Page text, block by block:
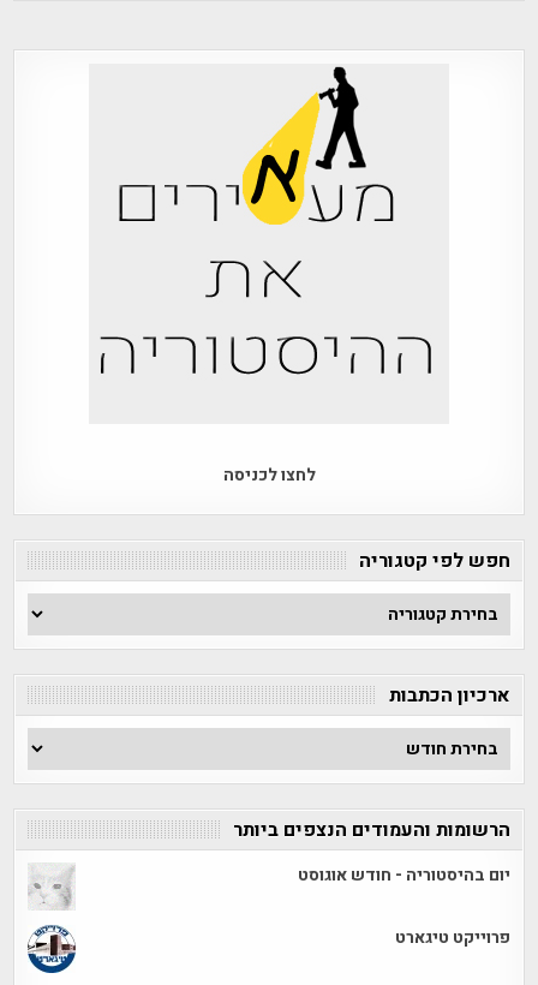
לחצו לכניסה
חפש לפי קטגוריה
חפש
לפי
קטגוריה
ארכיון הכתבות
ארכיון
הכתבות
הרשומות והעמודים הנצפים ביותר
יום בהיסטוריה - חודש אוגוסט
פרוייקט טיגארט